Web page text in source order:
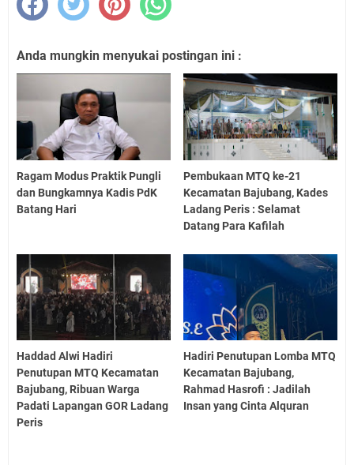
Anda mungkin menyukai postingan ini :
Ragam Modus Praktik Pungli
dan Bungkamnya Kadis PdK
Batang Hari
Pembukaan MTQ ke-21
Kecamatan Bajubang, Kades
Ladang Peris : Selamat
Datang Para Kafilah
Haddad Alwi Hadiri
Penutupan MTQ Kecamatan
Bajubang, Ribuan Warga
Padati Lapangan GOR Ladang
Peris
Hadiri Penutupan Lomba MTQ
Kecamatan Bajubang,
Rahmad Hasrofi : Jadilah
Insan yang Cinta Alquran